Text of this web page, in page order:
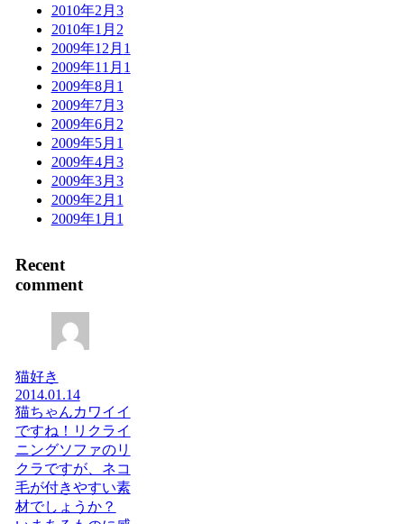
2010年2月 3
2010年1月 2
2009年12月 1
2009年11月 1
2009年8月 1
2009年7月 3
2009年6月 2
2009年5月 1
2009年4月 3
2009年3月 3
2009年2月 1
2009年1月 1
Recent
comment
猫好き
2014.01.14
猫ちゃんカワイイ
ですね！リクライ
ニングソファのリ
クラですが、ネコ
毛が付きやすい素
材でしょうか？